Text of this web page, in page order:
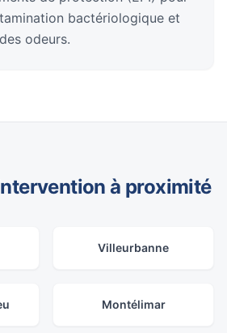
bactériologique et
odeurs.
à proximité
Villeurbanne
Montélimar